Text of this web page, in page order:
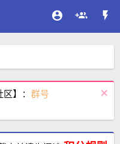
】： 群号